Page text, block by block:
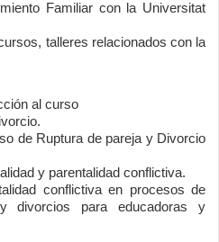
Familiar con la Universitat
talleres relacionados con la
al curso
de Ruptura de pareja y Divorcio
y parentalidad conflictiva.
conflictiva en procesos de
divorcios para educadoras y